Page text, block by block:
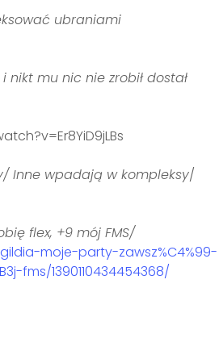
ubraniami
mu nic nie zrobił dostał
Inne wpadają w kompleksy/
flex, +9 mój FMS/
moje-party-zawsz%C4%99-
fms/1390110434454368/